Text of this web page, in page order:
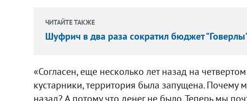
ЧИТАЙТЕ ТАКЖЕ
Шуфрич в два раза сократил бюджет
«Согласен, еще несколько лет назад на
кустарники, территория была запущена. Почему
назад? А потому что денег не было. Теперь мы